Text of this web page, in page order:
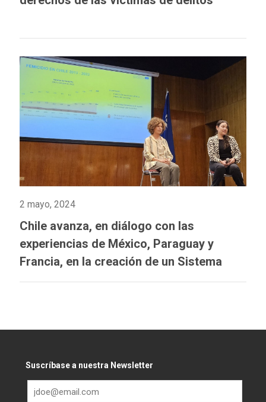
2 mayo, 2024
Chile avanza, en diálogo con las
experiencias de México, Paraguay y
Francia, en la creación de un Sistema
Integrado de Información sobre Violencia
Suscríbase a nuestra Newsletter